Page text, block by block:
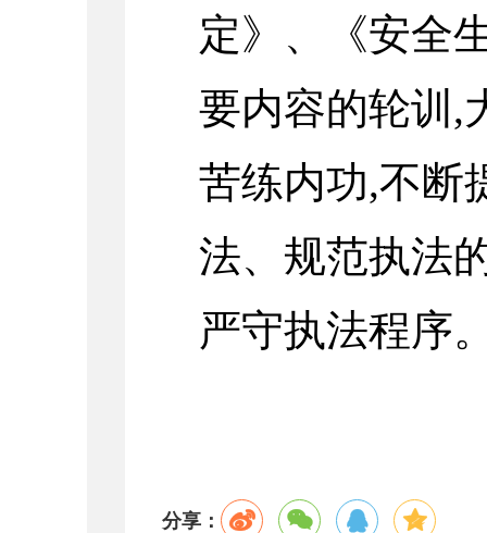
定》、《安全
要内容的轮训,
苦练内功,不断
法、规范执法
严守执法程序
分享：